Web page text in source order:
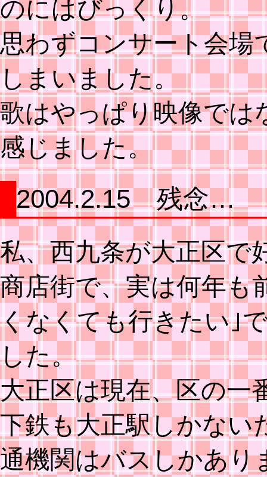
のにはびっくり。
思わずコンサート会場
しまいました。
歌はやっぱり映像では
感じました。
2004.2.15 残念…
私、西九条が大正区で
商店街で、実は何年も
くなくても行きたい｣
した。
大正区は現在、区の一
下鉄も大正駅しかない
通機関はバスしかあり